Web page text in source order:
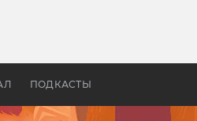
ПОДКАСТЫ
колец»